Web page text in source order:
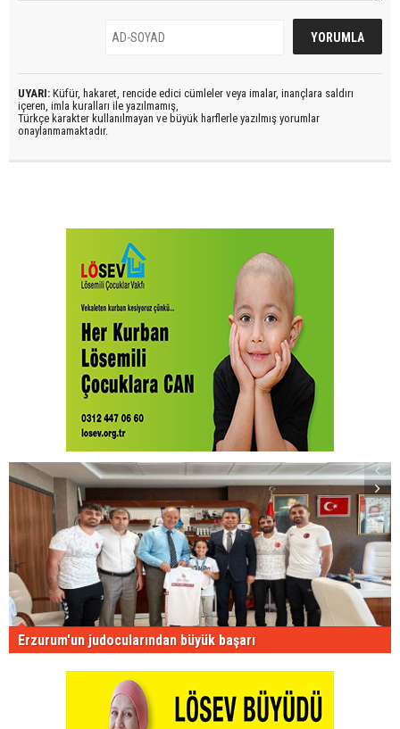
UYARI: Küfür, hakaret, rencide edici cümleler veya imalar, inançlara saldırı
içeren, imla kuralları ile yazılmamış,
Türkçe karakter kullanılmayan ve büyük harflerle yazılmış yorumlar
onaylanmamaktadır.
Erzurum'un judocularından büyük başarı